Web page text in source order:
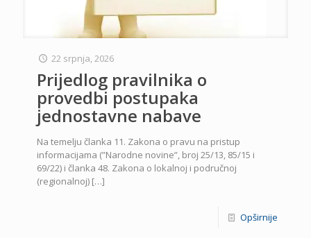
22 srpnja, 2026
Prijedlog pravilnika o
provedbi postupaka
jednostavne nabave
Na temelju članka 11. Zakona o pravu na pristup
informacijama (”Narodne novine”, broj 25/13, 85/15 i
69/22) i članka 48. Zakona o lokalnoj i područnoj
(regionalnoj) […]
Opširnije